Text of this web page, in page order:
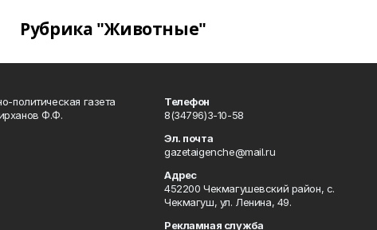
Рубрика "Животные"
политическая газета
Ф.Ф.
Телефон
8(34796)3-10-58
Эл. почта
gazetaigenche@mail.ru
Адрес
452200 Чекмагушевский район, с.
Чекмагуш, ул. Ленина, 49.
Рекламная служба